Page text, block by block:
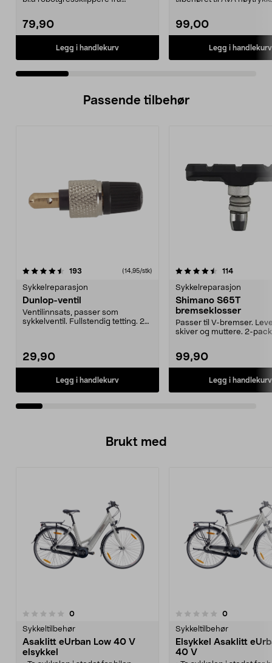
79,90
Legg i handlekurv
99,00
Legg i handlekurv
Passende tilbehør
193 anmeldelser(14,95/stk)
Sykkelreparasjon
Dunlop-ventil
Ventilinnsats, passer som
sykkelventil. Fullstendig tetting. 2-
29,90
Legg i handlekurv
4.5av 5 stjerner 114
Sykkelreparasjon
Shimano S65T
bremseklosser
Passer til V-bremser.
skiver og muttere. 2-
99,90
Legg i handlekurv
4.0av 5 stjerner
Brukt med
0anmeldelser
Sykkeltilbehør
Asaklitt eUrban Low 40 V
elsykkel
0.0 av 5 stjerner 0anmeldelser
Sykkeltilbehør
Elsykkel Asaklitt
40 V